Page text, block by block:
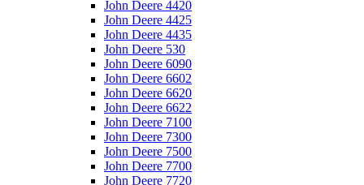
John Deere 4420
John Deere 4425
John Deere 4435
John Deere 530
John Deere 6090
John Deere 6602
John Deere 6620
John Deere 6622
John Deere 7100
John Deere 7300
John Deere 7500
John Deere 7700
John Deere 7720